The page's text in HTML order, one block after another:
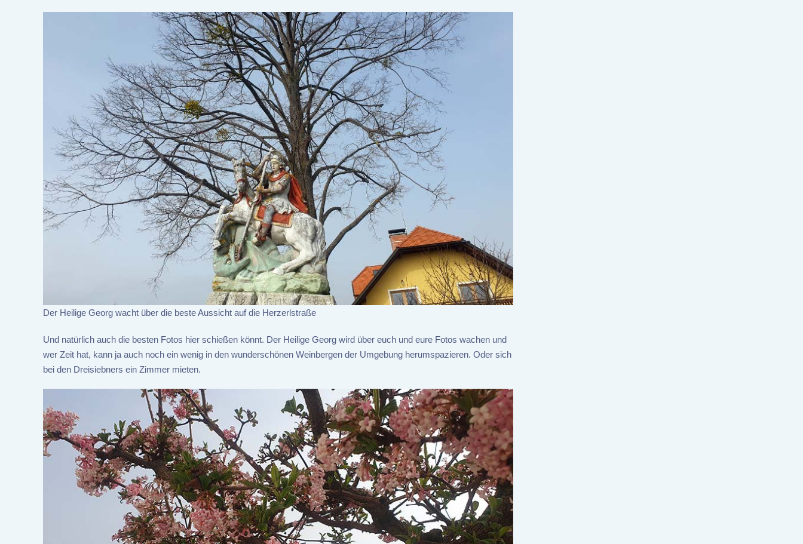
Der Heilige Georg wacht über die beste Aussicht auf die Herzerlstraße
Und natürlich auch die besten Fotos hier schießen könnt. Der Heilige Georg wird über euch und eure Fotos wachen und
wer Zeit hat, kann ja auch noch ein wenig in den wunderschönen Weinbergen der Umgebung herumspazieren. Oder sich
bei den Dreisiebners ein Zimmer mieten.